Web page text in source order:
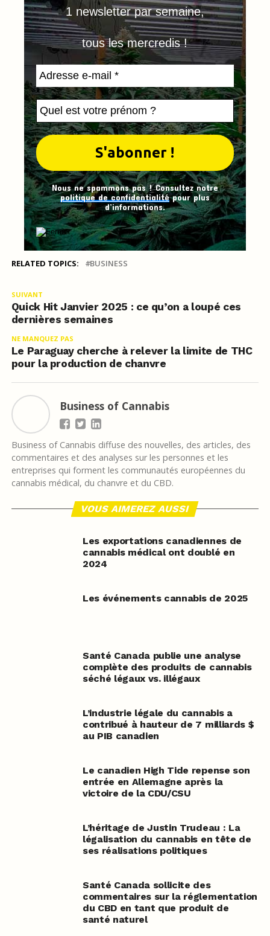
1 newsletter par semaine,
tous les mercredis !
Nous ne spammons pas ! Consultez notre
politique de confidentialitépour plus
d’informations.
RELATED TOPICS: BUSINESS
SUIVANT
Quick Hit Janvier 2025 : ce qu’on a loupé ces
dernières semaines
NE MANQUEZ PAS
Le Paraguay cherche à relever la limite de THC
pour la production de chanvre
Business of Cannabis
Business of Cannabis diffuse des nouvelles, des articles, des
commentaires et des analyses sur les personnes et les
entreprises qui forment les communautés européennes du
cannabis médical, du chanvre et du CBD.
VOUS AIMEREZ AUSSI
Les exportations canadiennes de
cannabis médical ont doublé en
2024
Les événements cannabis de 2025
Santé Canada publie une analyse
complète des produits de cannabis
séché légaux vs. illégaux
L’industrie légale du cannabis a
contribué à hauteur de 7 milliards $
au PIB canadien
Le canadien High Tide repense son
entrée en Allemagne après la
victoire de la CDU/CSU
L’héritage de Justin Trudeau : La
légalisation du cannabis en tête de
ses réalisations politiques
Santé Canada sollicite des
commentaires sur la réglementation
du CBD en tant que produit de
santé naturel